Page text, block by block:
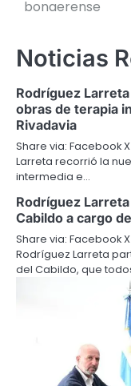
bonaerense
Noticias
Rodríguez
obras de terapia
Rivadavia
Share via: Facebook
Larreta recorrió la
intermedia e…
Rodríguez
Cabildo a cargo
Share via: Facebook
Rodríguez Larreta
del Cabildo, que